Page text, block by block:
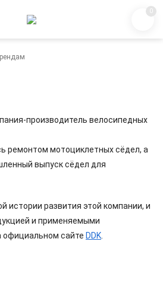
0
производитель велосипедных
ремонтом мотоциклетных сёдел, а
выпуск сёдел для
истории развития этой компании, и
и применяемыми
официальном сайте DDK